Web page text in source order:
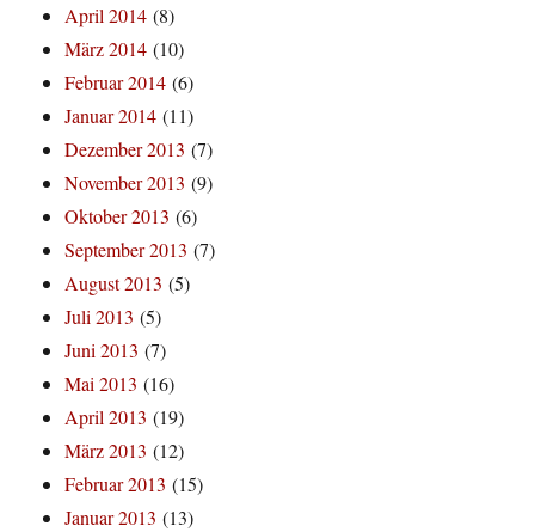
April 2014 (8)
März 2014 (10)
Februar 2014 (6)
Januar 2014 (11)
Dezember 2013 (7)
November 2013 (9)
Oktober 2013 (6)
September 2013 (7)
August 2013 (5)
Juli 2013 (5)
Juni 2013 (7)
Mai 2013 (16)
April 2013 (19)
März 2013 (12)
Februar 2013 (15)
Januar 2013 (13)